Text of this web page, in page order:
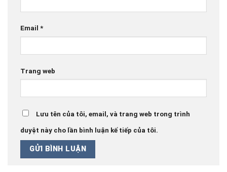
Email *
Trang web
Lưu tên của tôi, email, và trang web trong trình
duyệt này cho lần bình luận kế tiếp của tôi.